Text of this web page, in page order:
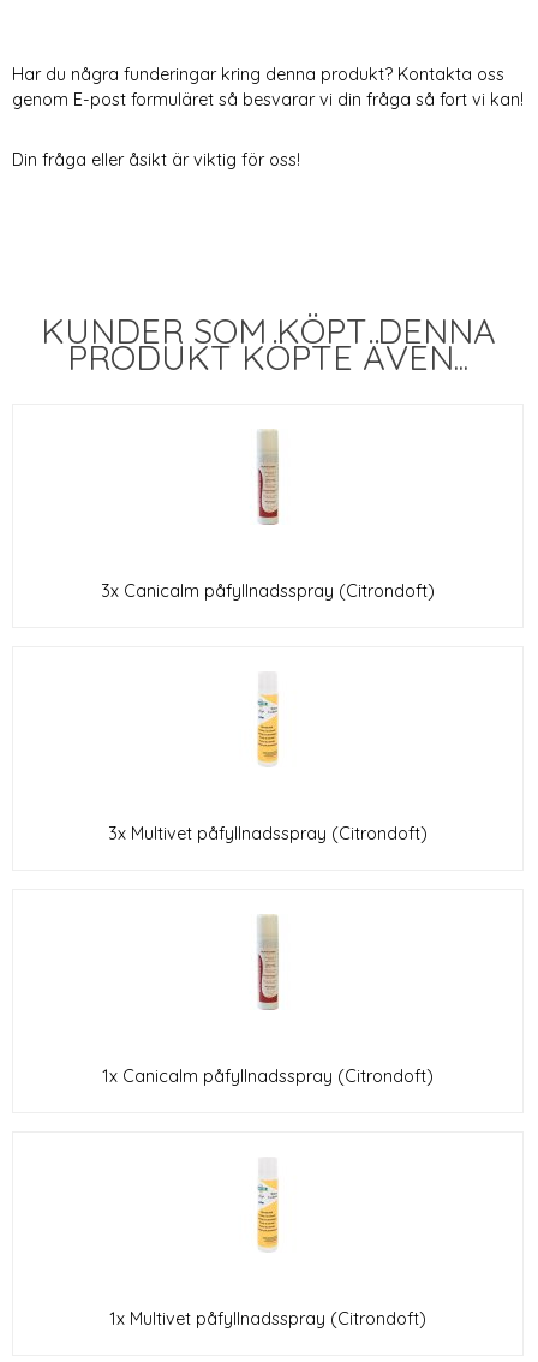
Har du några funderingar kring denna produkt? Kontakta oss
genom E-post formuläret så besvarar vi din fråga så fort vi kan!
Din fråga eller åsikt är viktig för oss!
KUNDER SOM KÖPT DENNA
PRODUKT KÖPTE ÄVEN...
3x Canicalm påfyllnadsspray (Citrondoft)
3x Multivet påfyllnadsspray (Citrondoft)
1x Canicalm påfyllnadsspray (Citrondoft)
1x Multivet påfyllnadsspray (Citrondoft)